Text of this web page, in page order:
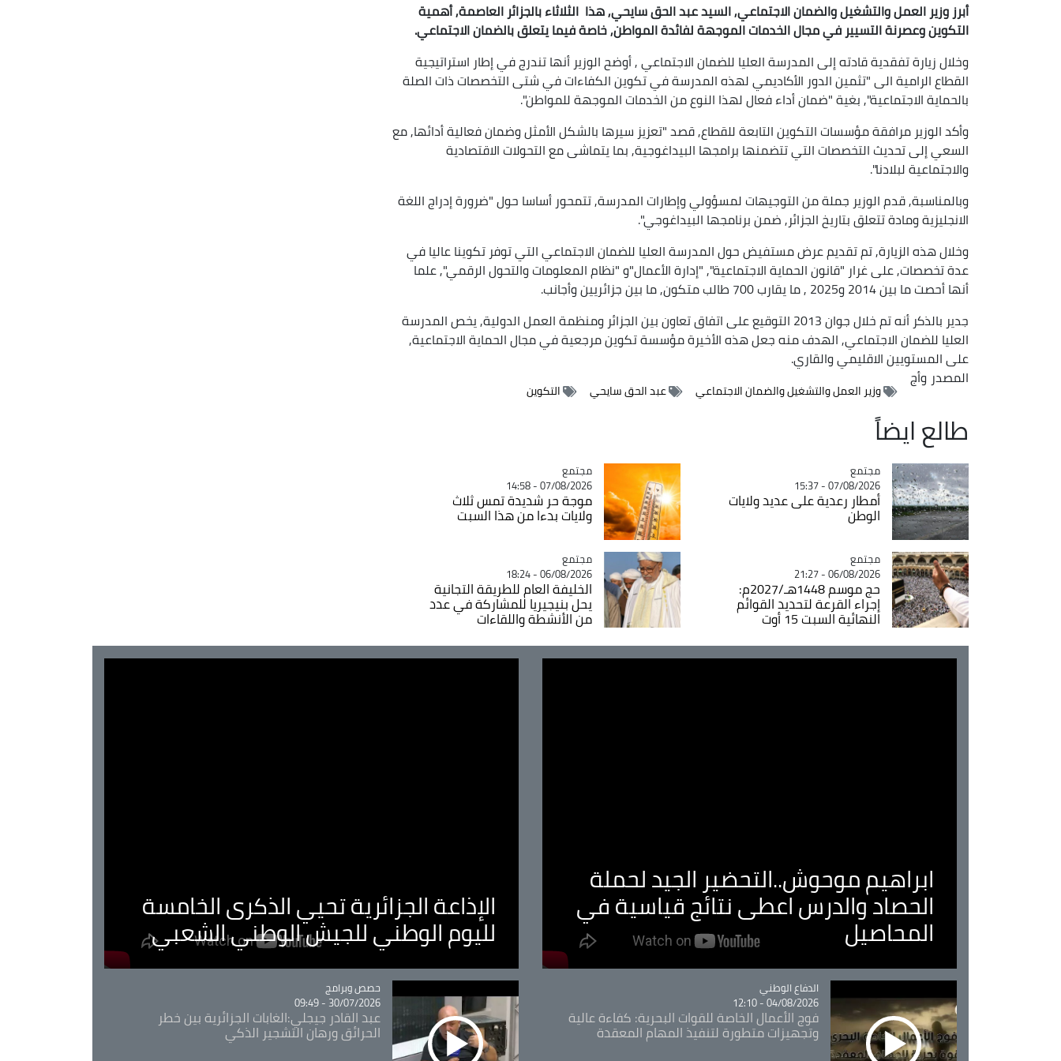
أبرز وزير العمل والتشغيل والضمان الاجتماعي, السيد عبد الحق سايحي, هذا الثلاثاء بالجزائر العاصمة, أهمية
التكوين وعصرنة التسيير في مجال الخدمات الموجهة لفائدة المواطن, خاصة فيما يتعلق بالضمان الاجتماعي.
وخلال زيارة تفقدية قادته إلى المدرسة العليا للضمان الاجتماعي , أوضح الوزير أنها تندرج في إطار استراتيجية
القطاع الرامية الى "تثمين الدور الأكاديمي لهذه المدرسة في تكوين الكفاءات في شتى التخصصات ذات الصلة
بالحماية الاجتماعية", بغية "ضمان أداء فعال لهذا النوع من الخدمات الموجهة للمواطن".
وأكد الوزير مرافقة مؤسسات التكوين التابعة للقطاع, قصد "تعزيز سيرها بالشكل الأمثل وضمان فعالية أدائها, مع
السعي إلى تحديث التخصصات التي تتضمنها برامجها البيداغوجية, بما يتماشى مع التحولات الاقتصادية
والاجتماعية لبلادنا".
وبالمناسبة, قدم الوزير جملة من التوجيهات لمسؤولي وإطارات المدرسة, تتمحور أساسا حول "ضرورة إدراج اللغة
الانجليزية ومادة تتعلق بتاريخ الجزائر, ضمن برنامجها البيداغوجي".
وخلال هذه الزيارة, تم تقديم عرض مستفيض حول المدرسة العليا للضمان الاجتماعي التي توفر تكوينا عاليا في
عدة تخصصات, على غرار "قانون الحماية الاجتماعية", "إدارة الأعمال"و "نظام المعلومات والتحول الرقمي", علما
أنها أحصت ما بين 2014 و2025 , ما يقارب 700 طالب متكون, ما بين جزائريين وأجانب.
جدير بالذكر أنه تم خلال جوان 2013 التوقيع على اتفاق تعاون بين الجزائر ومنظمة العمل الدولية, يخص المدرسة
العليا للضمان الاجتماعي, الهدف منه جعل هذه الأخيرة مؤسسة تكوين مرجعية في مجال الحماية الاجتماعية,
على المستويين الاقليمي والقاري.
المصدر وأج
وزير العمل والتشغيل والضمان الاجتماعي عبد الحق سايحي التكوين
طالع ايضاً
Catégorie
مجتمع
07/08/2026 - 15:37
أمطار رعدية على عديد ولايات
الوطن
Catégorie
مجتمع
07/08/2026 - 14:58
موجة حر شديدة تمس ثلاث
ولايات بدءا من هذا السبت
Catégorie
مجتمع
06/08/2026 - 21:27
حج موسم 1448هـ/2027م:
إجراء القرعة لتحديد القوائم
النهائية السبت 15 أوت
Catégorie
مجتمع
06/08/2026 - 18:24
الخليفة العام للطريقة التجانية
يحل بنيجيريا للمشاركة في عدد
من الأنشطة واللقاءات
ابراهيم موحوش..التحضير الجيد لحملة
الحصاد والدرس اعطى نتائج قياسية في
المحاصيل
الإذاعة الجزائرية تحيي الذكرى الخامسة
لليوم الوطني للجيش الوطني الشعبي
Catégorie
الدفاع الوطني
04/08/2026 - 12:10
فوج الأعمال الخاصة للقوات البحرية: كفاءة عالية
وتجهيزات متطورة لتنفيذ المهام المعقدة
Catégorie
حصص وبرامج
30/07/2026 - 09:49
عبد القادر جيجلي:الغابات الجزائرية بين خطر
الحرائق ورهان التشجير الذكي